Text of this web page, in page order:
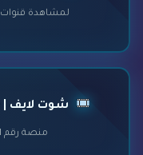
لمشاهدة قنوات beIN Sports HD بث مباشر مجاني
شوت لايف | Shoot Live - بث مباشر مجاني
منصة رقم 1 لبث مباشر مباريات اليوم HD